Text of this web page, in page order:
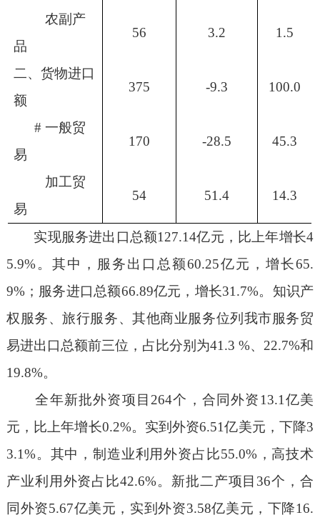
农副产
品
56 3.2 1.5
二、货物进口
额
375 -9.3 100.0
# 一般贸
易
170 -28.5 45.3
加工贸
易
54 51.4 14.3
实现服务进出口总额127.14亿元，比上年增长4
5.9%。其中，服务出口总额60.25亿元，增长65.
9%；服务进口总额66.89亿元，增长31.7%。知识产
权服务、旅行服务、其他商业服务位列我市服务贸
易进出口总额前三位，占比分别为41.3 %、 22.7%和
19.8%。
全年新批外资项目 264个，合同外资13.1 亿美
元，比上年增长0.2%。实到外资6.51亿美元，下降3
3.1%。其中，制造业利用外资占比55.0%，高技术
产业利用外资占比42.6%。新批二产项目 36个，合
同外资5.67亿美元，实到外资3.58亿美元，下降16.